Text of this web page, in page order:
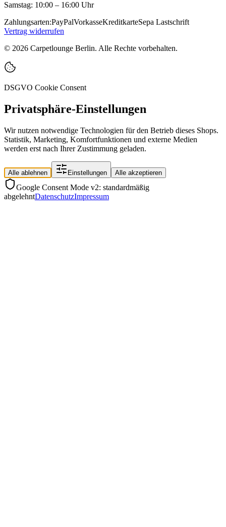
Samstag: 10:00 – 16:00 Uhr
Zahlungsarten:PayPalVorkasseKreditkarteSepa Lastschrift
Vertrag widerrufen
© 2026 Carpetlounge Berlin. Alle Rechte vorbehalten.
DSGVO Cookie Consent
Privatsphäre-Einstellungen
Wir nutzen notwendige Technologien für den Betrieb dieses Shops.
Statistik, Marketing, Komfortfunktionen und externe Medien
werden erst nach Ihrer Zustimmung geladen.
Alle ablehnen Einstellungen Alle akzeptieren
Google Consent Mode v2: standardmäßig
abgelehntDatenschutzImpressum